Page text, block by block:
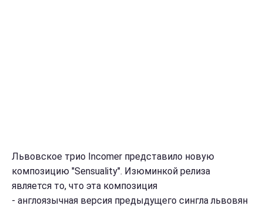
Львовское трио Incomer представило новую
композицию "Sensuality". Изюминкой релиза
является то, что эта композиция
- англоязычная версия предыдущего сингла львовян